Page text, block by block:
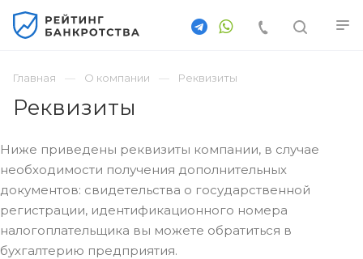
Главная О компании Реквизиты
Реквизиты
Ниже приведены реквизиты компании, в случае
необходимости получения дополнительных
документов: свидетельства о государственной
регистрации, идентификационного номера
налогоплательщика вы можете обратиться в
бухгалтерию предприятия.